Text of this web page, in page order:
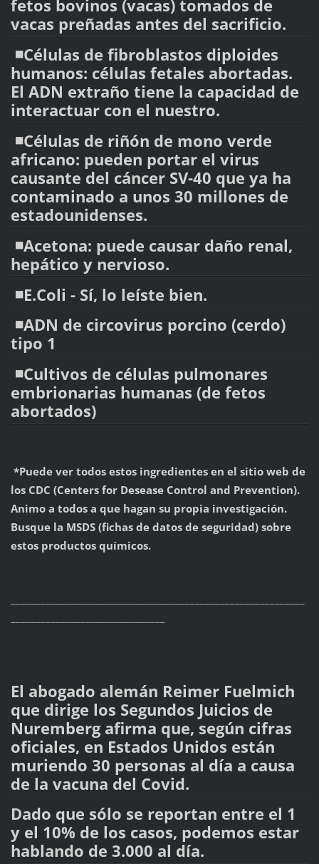
fetos bovinos (vacas) tomados de
vacas preñadas antes del sacrificio.
◾️Células de fibroblastos diploides
humanos: células fetales abortadas.
El ADN extraño tiene la capacidad de
interactuar con el nuestro.
◾️Células de riñón de mono verde
africano: pueden portar el virus
causante del cáncer SV-40 que ya ha
contaminado a unos 30 millones de
estadounidenses.
◾️Acetona: puede causar daño renal,
hepático y nervioso.
◾️E.Coli - Sí, lo leíste bien.
◾️ADN de circovirus porcino (cerdo)
tipo 1
◾️Cultivos de células pulmonares
embrionarias humanas (de fetos
abortados)
*Puede ver todos estos ingredientes en el sitio web de
los CDC (Centers for Desease Control and Prevention).
Animo a todos a que hagan su propia investigación.
Busque la MSDS (fichas de datos de seguridad) sobre
estos productos químicos.
El abogado alemán Reimer Fuelmich
que dirige los Segundos Juicios de
Nuremberg afirma que, según cifras
oficiales, en Estados Unidos están
muriendo 30 personas al día a causa
de la vacuna del Covid.
Dado que sólo se reportan entre el 1
y el 10% de los casos, podemos estar
hablando de 3.000 al día.